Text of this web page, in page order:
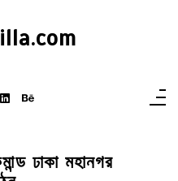
ঢাকা মহানগর